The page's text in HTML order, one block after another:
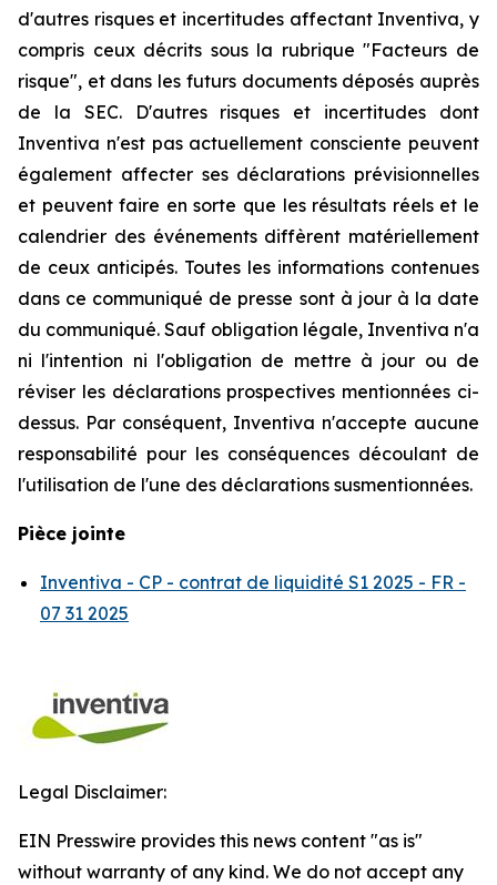
d'autres risques et incertitudes affectant Inventiva, y
compris ceux décrits sous la rubrique "Facteurs de
risque", et dans les futurs documents déposés auprès
de la SEC. D'autres risques et incertitudes dont
Inventiva n'est pas actuellement consciente peuvent
également affecter ses déclarations prévisionnelles
et peuvent faire en sorte que les résultats réels et le
calendrier des événements diffèrent matériellement
de ceux anticipés. Toutes les informations contenues
dans ce communiqué de presse sont à jour à la date
du communiqué. Sauf obligation légale, Inventiva n'a
ni l'intention ni l'obligation de mettre à jour ou de
réviser les déclarations prospectives mentionnées ci-
dessus. Par conséquent, Inventiva n'accepte aucune
responsabilité pour les conséquences découlant de
l'utilisation de l'une des déclarations susmentionnées.
Pièce jointe
Inventiva - CP - contrat de liquidité S1 2025 - FR -
07 31 2025
Legal Disclaimer:
EIN Presswire provides this news content "as is"
without warranty of any kind. We do not accept any